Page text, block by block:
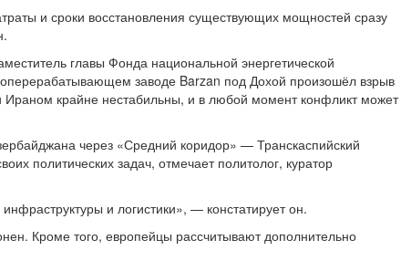
и сроки восстановления существующих мощностей сразу
главы Фонда национальной энергетической
заводе Barzan под Дохой произошёл взрыв
крайне нестабильны, и в любой момент конфликт может
через «Средний коридор» — Транскаспийский
политических задач, отмечает политолог, куратор
и логистики», — констатирует он.
Кроме того, европейцы рассчитывают дополнительно